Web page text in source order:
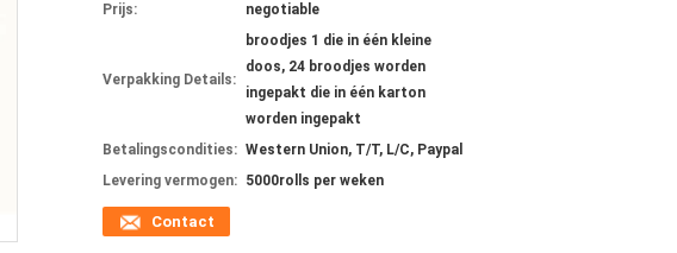
Prijs:
negotiable
Verpakking Details:
broodjes 1 die in één kleine
doos, 24 broodjes worden
ingepakt die in één karton
worden ingepakt
Betalingscondities: Western Union, T/T, L/C, Paypal
Levering vermogen: 5000rolls per weken
Contact